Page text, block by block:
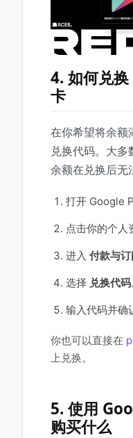
4. 如何兑
卡
在你希望将余额
兑换代码。大
余额在兑换后无
打开 Google
点击你的个人
进入 付款与
选择 兑换代码
输入代码并确
你也可以直接在
上兑换。
5. 使用
购买什么